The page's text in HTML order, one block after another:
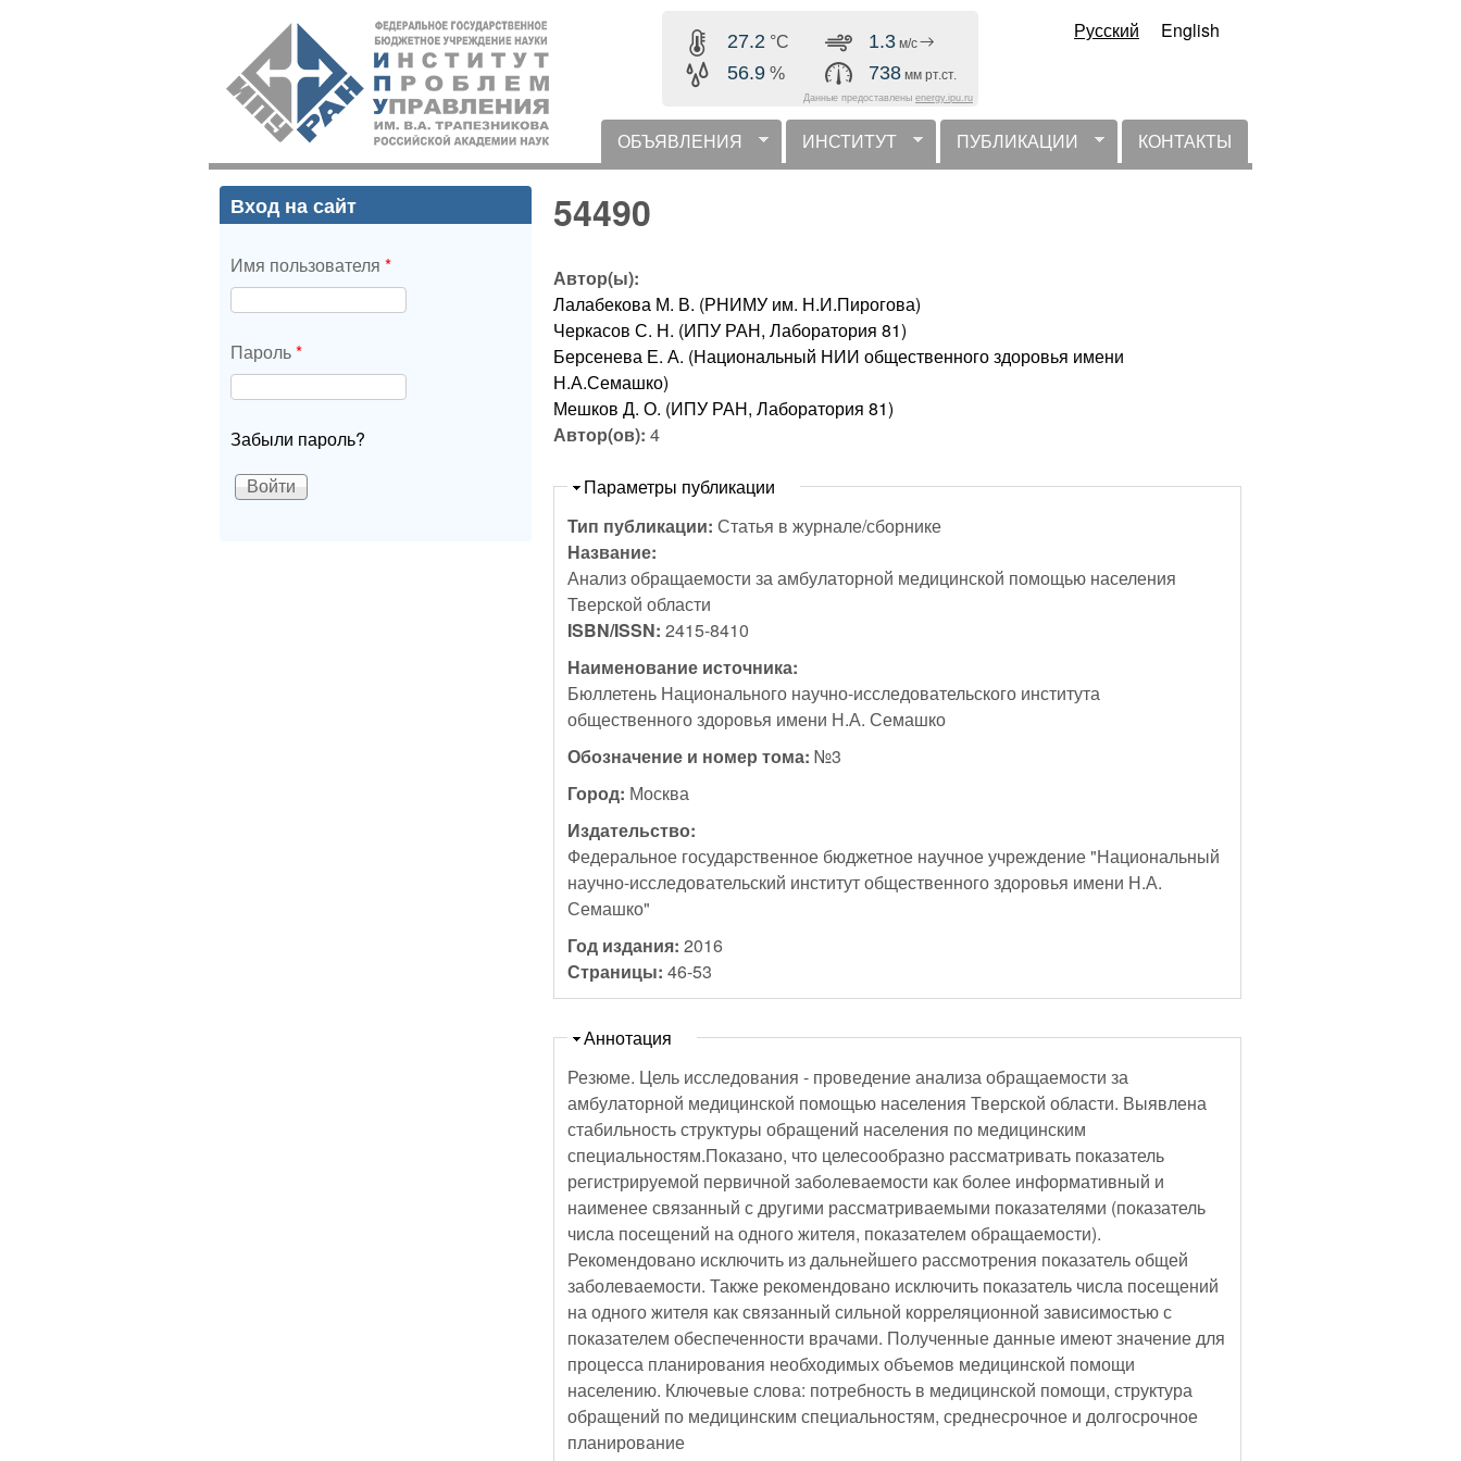
содержанию
ИПУ
РАН
27.2 °C
56.9 %
1.3 м/с
738 мм рт.ст.
Данные предоставлены energy.ipu.ru
Русский English
горизонтальное меню
ОБЪЯВЛЕНИЯ ИНСТИТУТ ПУБЛИКАЦИИ КОНТАКТЫ
54490
Автор(ы):
Лалабекова М. В. (РНИМУ им. Н.И.Пирогова)
Черкасов С. Н. (ИПУ РАН, Лаборатория 81)
Берсенева Е. А. (Национальный НИИ общественного здоровья имени
Н.А.Семашко)
Мешков Д. О. (ИПУ РАН, Лаборатория 81)
Автор(ов):4
Скрыть
Параметры публикации
Тип публикации:Статья в журнале/сборнике
Название:
Анализ обращаемости за амбулаторной медицинской помощью населения
Тверской области
ISBN/ISSN:2415-8410
Наименование источника:
Бюллетень Национального научно-исследовательского института
общественного здоровья имени Н.А. Семашко
Обозначение и номер тома:№3
Город: Москва
Издательство:
Федеральное государственное бюджетное научное учреждение "Национальный
научно-исследовательский институт общественного здоровья имени Н.А.
Семашко"
Год издания:2016
Страницы:46-53
Скрыть
Аннотация
Резюме. Цель исследования - проведение анализа обращаемости за
амбулаторной медицинской помощью населения Тверской области. Выявлена
стабильность структуры обращений населения по медицинским
специальностям.Показано, что целесообразно рассматривать показатель
регистрируемой первичной заболеваемости как более информативный и
наименее связанный с другими рассматриваемыми показателями (показатель
числа посещений на одного жителя, показателем обращаемости).
Рекомендовано исключить из дальнейшего рассмотрения показатель общей
заболеваемости. Также рекомендовано исключить показатель числа посещений
на одного жителя как связанный сильной корреляционной зависимостью с
показателем обеспеченности врачами. Полученные данные имеют значение для
процесса планирования необходимых объемов медицинской помощи
населению. Ключевые слова: потребность в медицинской помощи, структура
обращений по медицинским специальностям, среднесрочное и долгосрочное
планирование
Вход на сайт
Имя пользователя *
Пароль*
Забыли пароль?